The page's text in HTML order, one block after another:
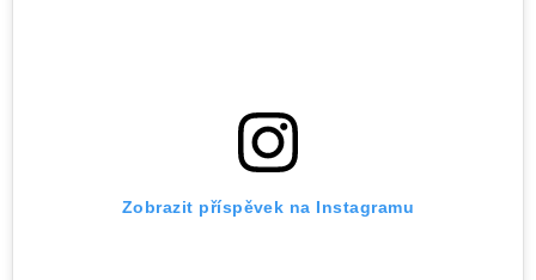
Zobrazit příspěvek na Instagramu